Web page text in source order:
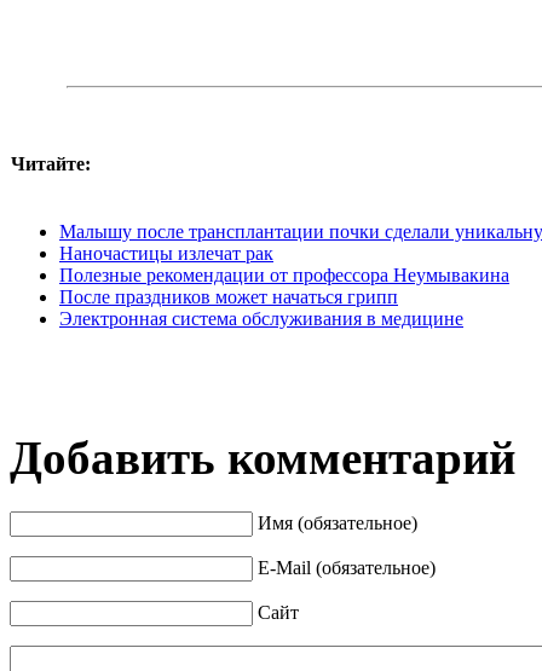
Читайте:
Малышу после трансплантации почки сделали
Наночастицы излечат рак
Полезные рекомендации от профессора Неумывакина
После праздников может начаться грипп
Электронная система обслуживания в медицине
Добавить комментарий
Имя (обязательное)
E-Mail (обязательное)
Сайт